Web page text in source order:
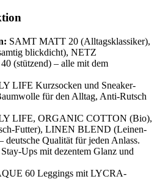
SAMT MATT 20 (Alltagsklassiker),
blickdicht), NETZ
(stützend) – alle mit dem
LIFE Kurzsocken und Sneaker-
für den Alltag, Anti-Rutsch
LIFE, ORGANIC COTTON (Bio),
Futter), LINEN BLEND (Leinen-
deutsche Qualität für jeden Anlass.
Stay-Ups mit dezentem Glanz und
60 Leggings mit LYCRA-